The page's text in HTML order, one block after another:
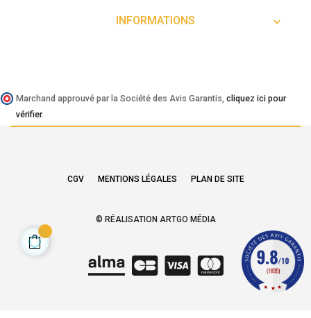
INFORMATIONS 
Marchand approuvé par la Société des Avis Garantis, cliquez ici pour
vérifier.
CGV MENTIONS LÉGALES PLAN DE SITE
© RÉALISATION ARTGO MÉDIA